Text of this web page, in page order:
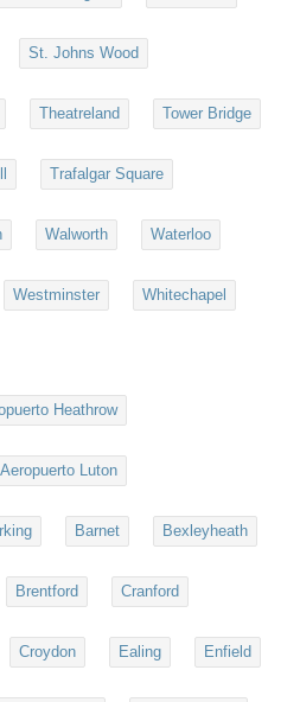
St. Johns Wood
Theatreland Tower Bridge
Trafalgar Square
Walworth Waterloo
Westminster Whitechapel
Heathrow
Aeropuerto Luton
Barnet Bexleyheath
Brentford Cranford
Croydon Ealing Enfield